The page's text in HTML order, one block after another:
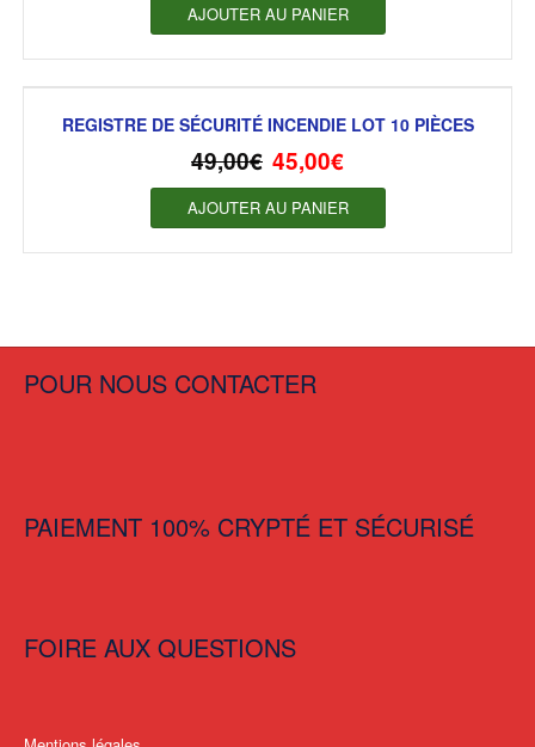
AJOUTER AU PANIER
REGISTRE DE SÉCURITÉ INCENDIE LOT 10 PIÈCES
49,00€ 45,00€
AJOUTER AU PANIER
POUR NOUS CONTACTER
PAIEMENT 100% CRYPTÉ ET SÉCURISÉ
FOIRE AUX QUESTIONS